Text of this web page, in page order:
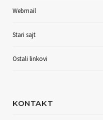
Webmail
Stari sajt
Ostali linkovi
KONTAKT